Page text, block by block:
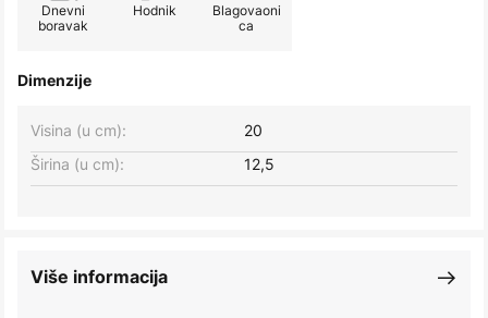
Dnevni
boravak
Hodnik
Blagovaoni
ca
Dimenzije
Širina (u cm): 12,5
Visina (u cm): 20
Više informacija